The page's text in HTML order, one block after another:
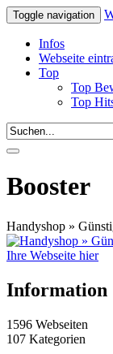
Toggle navigation
Infos
Webseite
Top
Top
Top
Booster
Handyshop »
Ihre Webseite hier
Information
1596 Webseiten
107 Kategorien